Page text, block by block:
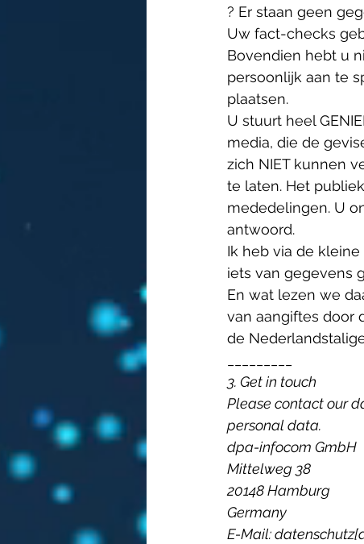
? Er staan geen
Uw fact-checks
Bovendien hebt u
persoonlijk aan te
plaatsen.
U stuurt heel
media, die de
zich NIET kunnen
te laten. Het
mededelingen. U
antwoord.
Ik heb via de
iets van gegevens
En wat lezen we
van aangiftes door
de
3. Get in touch
Please contact our
personal data.
dpa-infocom GmbH
Mittelweg 38
20148 Hamburg
Germany
E-Mail: